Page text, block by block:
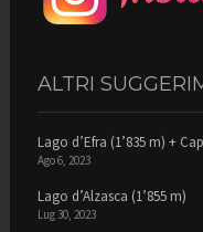
ALTRI
Lago d’Efra (1’835 m) +
Ago 6, 2023
Lago d’Alzasca (1’855 m)
Lug 30, 2023